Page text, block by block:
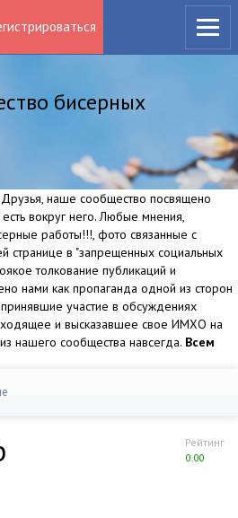
бисерных
Друзья, наше сообщество посвящено
вокруг него. Любые мнения,
работы!!!, фото связанные с
странице в "запрещенных социальных
толкование публикаций и
нами как пропаганда одной из сторон
участие в обсуждениях
и высказавшее свое ИМХО на
нашего сообщества навсегда. Всем
Рейтинг
0.00